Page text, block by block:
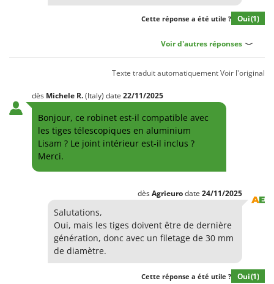
Machines pour la transformation des fruits
Moulins à céréales électriques
Moulins à farine
Nettoyeurs haute pression
Nettoyeurs tapis, moquettes et tapisseries
Peignes vibreurs et Secoueurs à olives
FBC
Ferroni
Ferrua
FIAC
FIEM
Fimar
Fiorentini
Fiskars
Flymo
Fontana Forni
Cette réponse a été utile ? Oui(1)
Voir d'autres réponses
Texte traduit automatiquementVoir l'original
dès Michele R.(Italy) date 22/11/2025
Bonjour, ce robinet est-il compatible avec
les tiges télescopiques en aluminium
Lisam ? Le joint intérieur est-il inclus ?
Merci.
dèsAgrieurodate 24/11/2025
Salutations,
Oui, mais les tiges doivent être de dernière
génération, donc avec un filetage de 30 mm
de diamètre.
Cette réponse a été utile ? Oui(1)